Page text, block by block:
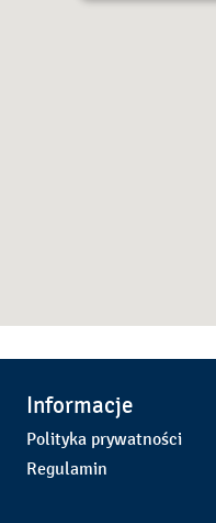
Informacje
Polityka prywatności
Regulamin